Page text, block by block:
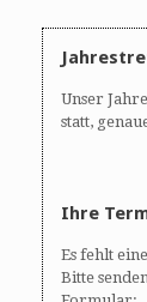
Unser
statt,
Ihre
Es fehlt
Bitte